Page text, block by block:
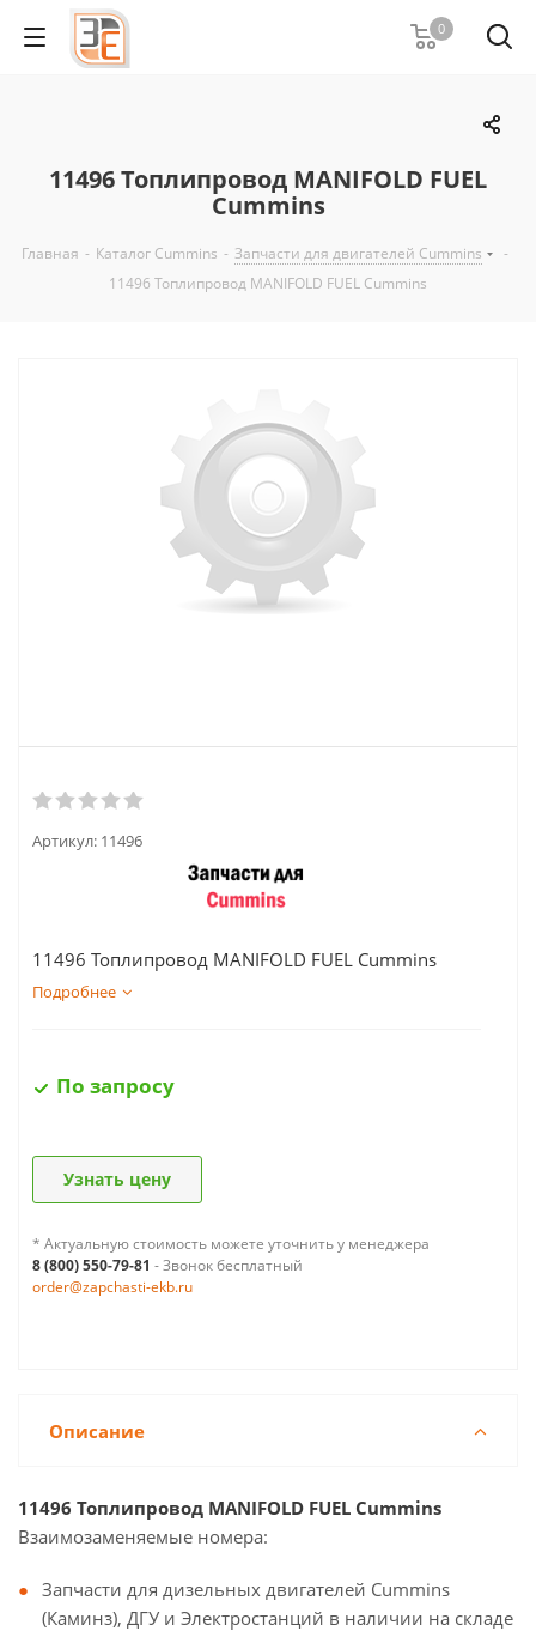
0
11496 Топлипровод MANIFOLD FUEL
Cummins
Главная - Каталог Cummins - Запчасти для двигателей Cummins
-
11496 Топлипровод MANIFOLD FUEL Cummins
Артикул: 11496
11496 Топлипровод MANIFOLD FUEL Cummins
Подробнее
По запросу
Узнать цену
* Актуальную стоимость можете уточнить у менеджера
8 (800) 550-79-81 - Звонок бесплатный
order@zapchasti-ekb.ru
Описание
11496 Топлипровод MANIFOLD FUEL Cummins
Взаимозаменяемые номера:
Запчасти для дизельных двигателей Cummins
(Каминз), ДГУ и Электростанций в наличии на складе